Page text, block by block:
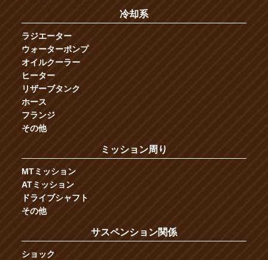
冷却系
ラジエーター
ウォーターポンプ
オイルクーラー
ヒーター
リザーブタンク
ホース
フランジ
その他
ミッション周り
MTミッション
ATミッション
ドライブシャフト
その他
サスペンション関係
ショック